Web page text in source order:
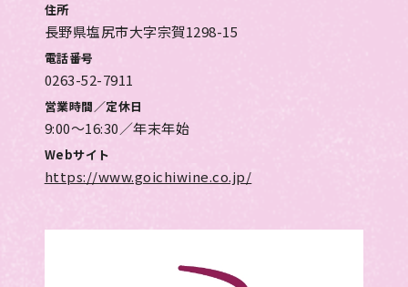
住所
長野県塩尻市大字宗賀1298-15
電話番号
0263-52-7911
営業時間／定休日
9:00～16:30／年末年始
Webサイト
https://www.goichiwine.co.jp/